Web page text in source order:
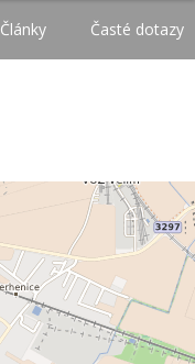
Články Časté dotazy